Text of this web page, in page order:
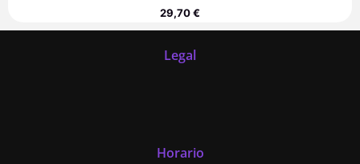
29,70€
Legal
Horario